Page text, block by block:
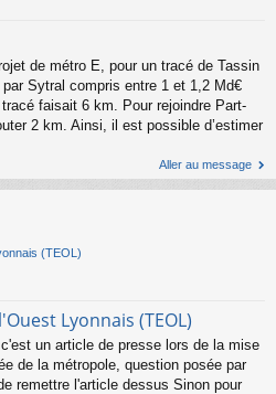
de métro E, pour un tracé de Tassin
Sytral compris entre 1 et 1,2 Md€
faisait 6 km. Pour rejoindre Part-
2 km. Ainsi, il est possible d’estimer
Aller au message
(TEOL)
Lyonnais (TEOL)
un article de presse lors de la mise
de la métropole, question posée par
remettre l'article dessus Sinon pour